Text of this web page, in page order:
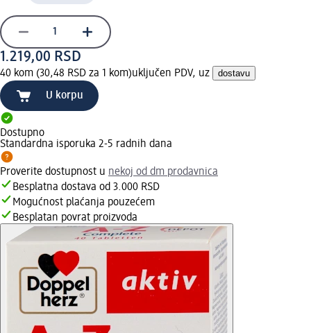
1.219,00 RSD
40 kom (30,48 RSD za 1 kom)uključen PDV, uz dostavu
U korpu
Dostupno
Standardna isporuka 2-5 radnih dana
Proverite dostupnost u nekoj od dm prodavnica
Besplatna dostava od 3.000 RSD
Mogućnost plaćanja pouzećem
Besplatan povrat proizvoda